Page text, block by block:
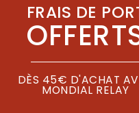
FRAIS DE
DÈS 45€ D'ACHAT
MONDIAL RELAY